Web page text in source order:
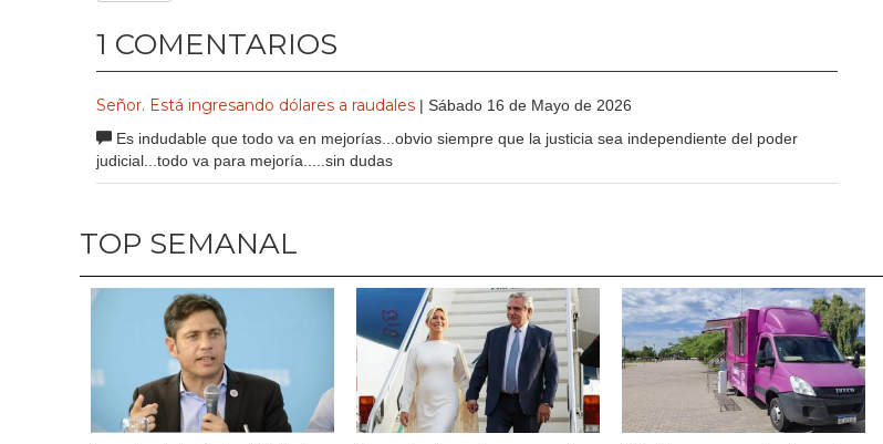
1 COMENTARIOS
Señor. Está ingresando dólares a raudales | Sábado 16 de Mayo de 2026
Es indudable que todo va en mejorías...obvio siempre que la justicia sea independiente del poder
judicial...todo va para mejoría.....sin dudas
TOP SEMANAL